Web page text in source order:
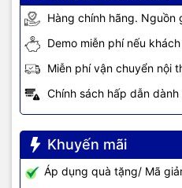
Hàng chính hãng. Nguồn
Demo miễn phí nếu
Miễn phí vận chuyển nội
Chính sách hấp dẫn
Khuyến mãi
Áp dụng quà tặng/ Mã